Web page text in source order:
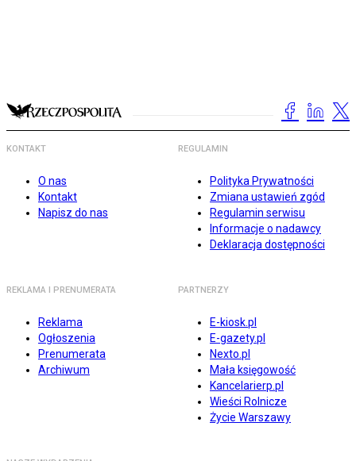
KONTAKT
O nas
Kontakt
Napisz do nas
REGULAMIN
Polityka Prywatności
Zmiana ustawień zgód
Regulamin serwisu
Informacje o nadawcy
Deklaracja dostępności
REKLAMA I PRENUMERATA
Reklama
Ogłoszenia
Prenumerata
Archiwum
PARTNERZY
E-kiosk.pl
E-gazety.pl
Nexto.pl
Mała księgowość
Kancelarierp.pl
Wieści Rolnicze
Życie Warszawy